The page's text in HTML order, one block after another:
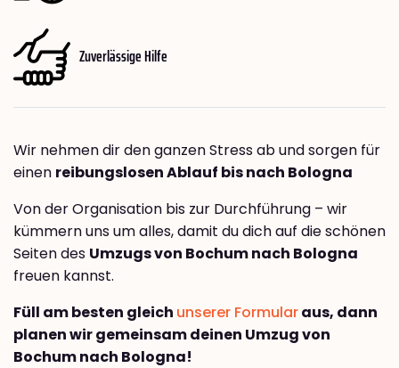
Zuverlässige Hilfe
Wir nehmen dir den ganzen Stress ab und sorgen für
einen reibungslosen Ablauf bis nach Bologna
Von der Organisation bis zur Durchführung – wir
kümmern uns um alles, damit du dich auf die schönen
Seiten des Umzugs von Bochum nach Bologna
freuen kannst.
Füll am besten gleich unserer Formularaus, dann
planen wir gemeinsam deinen Umzug von
Bochum nach Bologna!